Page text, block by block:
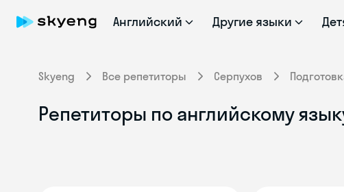
Английский Другие языки
Skyeng Все репетиторы Серпухов
Репетиторы по английскому